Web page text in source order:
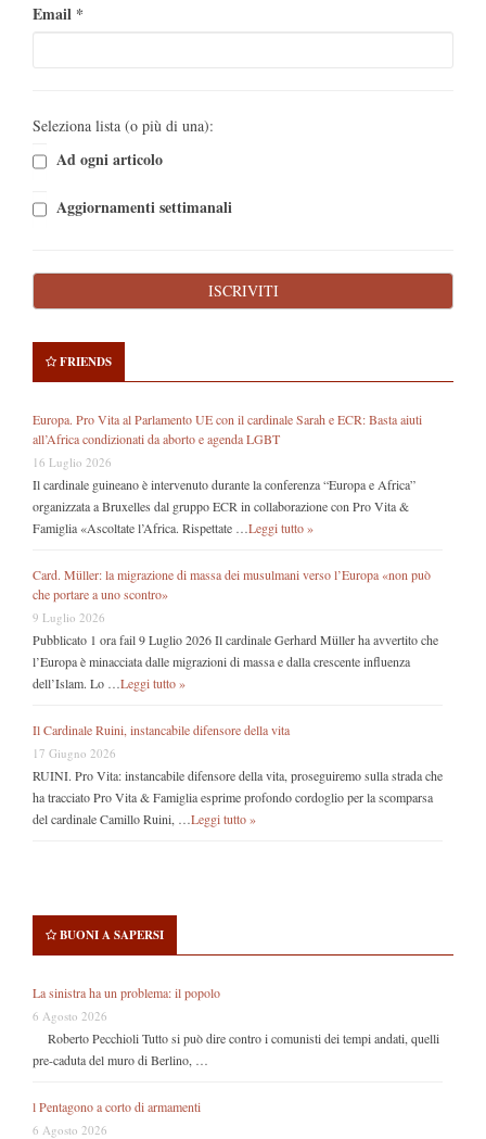
Email *
Seleziona lista (o più di una):
Ad ogni articolo
Aggiornamenti settimanali
FRIENDS
Europa. Pro Vita al Parlamento UE con il cardinale Sarah e ECR: Basta aiuti
all’Africa condizionati da aborto e agenda LGBT
16 Luglio 2026
Il cardinale guineano è intervenuto durante la conferenza “Europa e Africa”
organizzata a Bruxelles dal gruppo ECR in collaborazione con Pro Vita &
Famiglia «Ascoltate l’Africa. Rispettate … Leggi tutto »
Card. Müller: la migrazione di massa dei musulmani verso l’Europa «non può
che portare a uno scontro»
9 Luglio 2026
Pubblicato 1 ora fail 9 Luglio 2026 Il cardinale Gerhard Müller ha avvertito che
l’Europa è minacciata dalle migrazioni di massa e dalla crescente influenza
dell’Islam. Lo … Leggi tutto »
Il Cardinale Ruini, instancabile difensore della vita
17 Giugno 2026
RUINI. Pro Vita: instancabile difensore della vita, proseguiremo sulla strada che
ha tracciato Pro Vita & Famiglia esprime profondo cordoglio per la scomparsa
del cardinale Camillo Ruini, … Leggi tutto »
BUONI A SAPERSI
La sinistra ha un problema: il popolo
6 Agosto 2026
Roberto Pecchioli Tutto si può dire contro i comunisti dei tempi andati, quelli
pre-caduta del muro di Berlino, …
l Pentagono a corto di armamenti
6 Agosto 2026